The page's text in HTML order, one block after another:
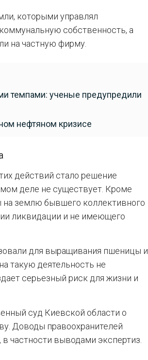
которыми управлял
собственность, а
на частную фирму.
темпами: ученые предупредили
нефтяном кризисе
действий стало решение
деле не существует. Кроме
на землю бывшего коллективного
ликвидации и не имеющего
для выращивания пшеницы и
такую деятельность не
серьезный риск для жизни и
суд Киевской области о
Доводы правоохранителей
частности выводами экспертиз.